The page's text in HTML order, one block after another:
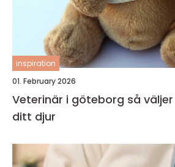
inspiration
01. February 2026
Veterinär i göteborg så väljer du rätt vård för
ditt djur